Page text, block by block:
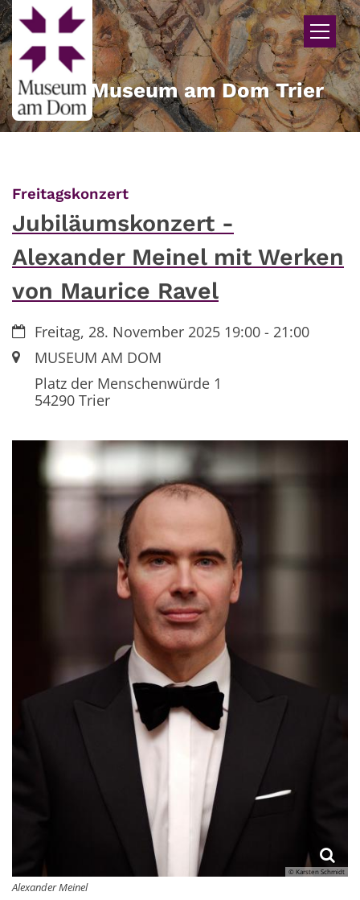
Zum Inhalt springen
Museum am Dom Trier
Freitagskonzert:
Jubiläumskonzert -
Alexander Meinel mit Werken
von Maurice Ravel
Datum:Freitag, 28. November 2025 19:00 - 21:00
Ort:MUSEUM AM DOM
Platz der Menschenwürde 1
54290Trier
© Karsten Schmidt
Alexander Meinel